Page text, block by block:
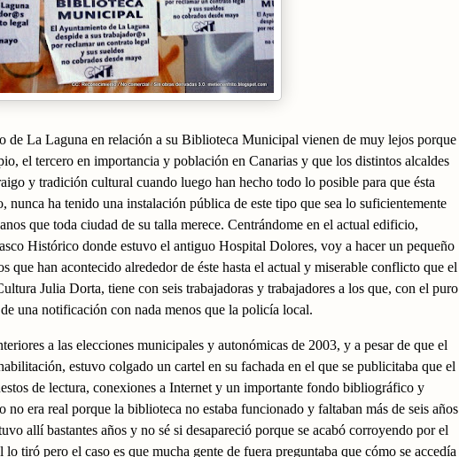
de La Laguna en relación a su Biblioteca Municipal vienen de muy lejos porque
el tercero en importancia y población en Canarias y que los distintos alcaldes
y tradición cultural cuando luego han hecho todo lo posible para que ésta
nunca ha tenido una instalación pública de este tipo que sea lo suficientemente
que toda ciudad de su talla merece. Centrándome en el actual edificio,
Histórico donde estuvo el antiguo Hospital Dolores, voy a hacer un pequeño
que han acontecido alrededor de éste hasta el actual y miserable conflicto que el
Julia Dorta, tiene con seis trabajadoras y trabajadores a los que, con el puro
una notificación con nada menos que la policía local.
a las elecciones municipales y autonómicas de 2003, y a pesar de que el
estuvo colgado un cartel en su fachada en el que se publicitaba que el
de lectura, conexiones a Internet y un importante fondo bibliográfico y
no era real porque la biblioteca no estaba funcionado y faltaban más de seis años
allí bastantes años y no sé si desapareció porque se acabó corroyendo por el
tiró pero el caso es que mucha gente de fuera preguntaba que cómo se accedía